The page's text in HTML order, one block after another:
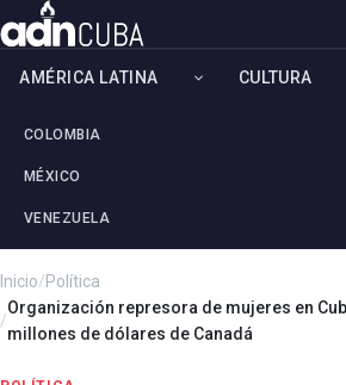
AMÉRICA LATINA
COLOMBIA
MÉXICO
VENEZUELA
CULTURA
Inicio/Política
/
Organización represora de mujeres en
millones de dólares de Canadá